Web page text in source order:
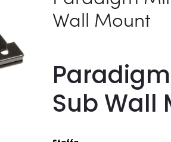
Wall Mount
Sub Wall